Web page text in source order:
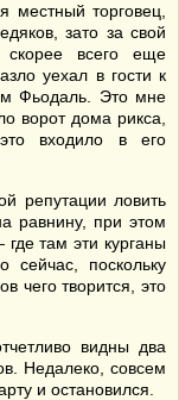
местный торговец,
зато за свой
всего еще
уехал в гости к
Фьодаль. Это мне
ворот дома рикса,
входило в его
репутации ловить
равнину, при этом
там эти курганы
поскольку
чего творится, это
видны два
Недалеко, совсем
и остановился.